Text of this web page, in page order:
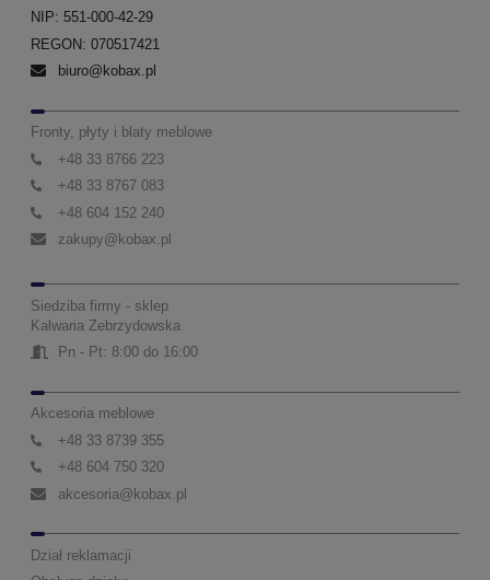
NIP: 551-000-42-29
REGON: 070517421
biuro@kobax.pl
Fronty, płyty i blaty meblowe
+48 33 8766 223
+48 33 8767 083
+48 604 152 240
zakupy@kobax.pl
Siedziba firmy - sklep
Kalwaria Zebrzydowska
Pn - Pt: 8:00 do 16:00
Akcesoria meblowe
+48 33 8739 355
+48 604 750 320
akcesoria@kobax.pl
Dział reklamacji